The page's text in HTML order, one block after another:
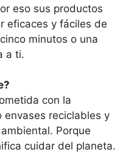
eso sus productos
eficaces y fáciles de
minutos o una
a ti.
con la
reciclables y
Porque
cuidar del planeta.